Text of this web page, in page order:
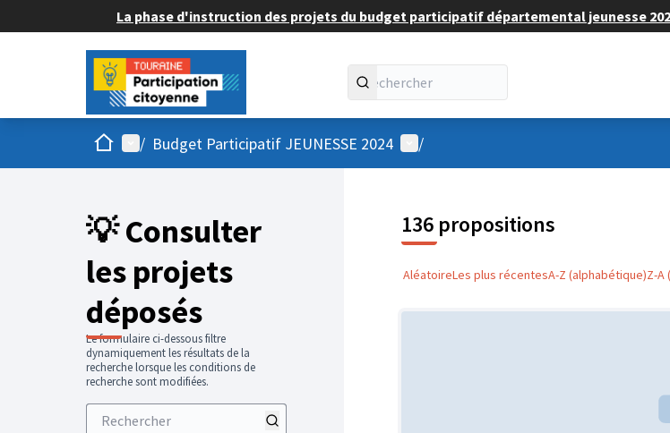
La phase d'instruction des projets du budget participatif départemental jeunesse
AccueilMenu principal
/ Budget Participatif JEUNESSE 2024 Menu utilisateur
/
💡 Consulter
les projets
déposés
Le formulaire ci-dessous filtre
dynamiquement les résultats de la
recherche lorsque les conditions de
recherche sont modifiées.
136 propositions
AléatoireLes plus récentesA-Z (alphabétique)Z-A